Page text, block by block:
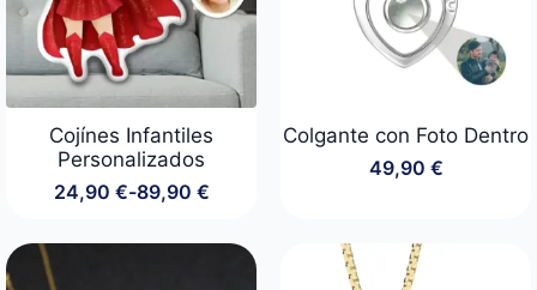
Cojínes Infantiles
Personalizados
24,90 €-89,90 €
Rango
precios:
Colgante con Foto Dentro
49,90 €